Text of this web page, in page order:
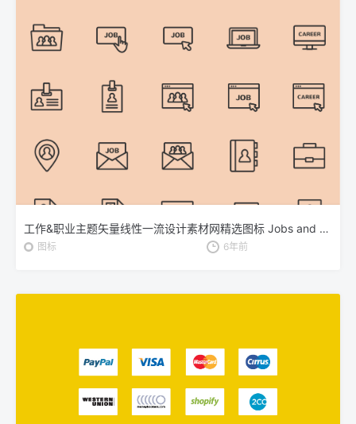
工作&职业主题矢量线性一流设计素材网精选图标 Jobs and Careers Vector Icons
图标 6年前